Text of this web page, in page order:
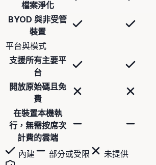
檔案淨化
BYOD 與非受管
裝置
平台與模式
支援所有主要平
台
開放原始碼且免
費
在裝置本機執
行，無需按席次
計費的雲端
內建
部分或受限 未提供